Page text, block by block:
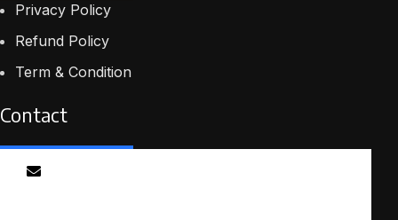
Privacy Policy
Refund Policy
Term & Condition
Contact